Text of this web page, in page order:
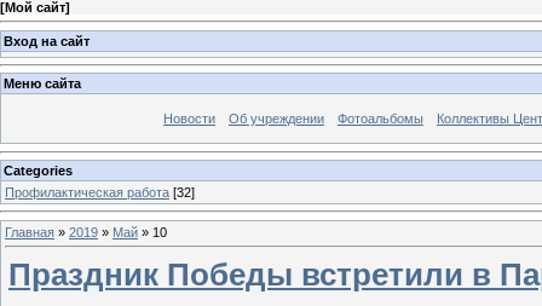
[Мой сайт]
Вход на сайт
Меню сайта
Новости Об учреждении Фотоальбомы Коллективы
Categories
Профилактическая работа [32]
Главная » 2019 » Май » 10
Праздник Победы встретили в